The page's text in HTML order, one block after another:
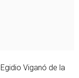
Viganó de la